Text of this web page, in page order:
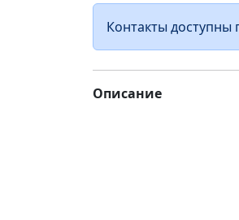
Контакты доступны
Описание